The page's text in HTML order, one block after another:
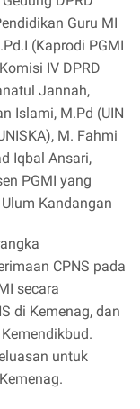
Guru MI
(Kaprodi PGMI
IV DPRD
Jannah,
Islami, M.Pd (UIN
M. Fahmi
Iqbal Ansari,
PGMI yang
Kandangan
CPNS pada
secara
di Kemenag, dan
untuk